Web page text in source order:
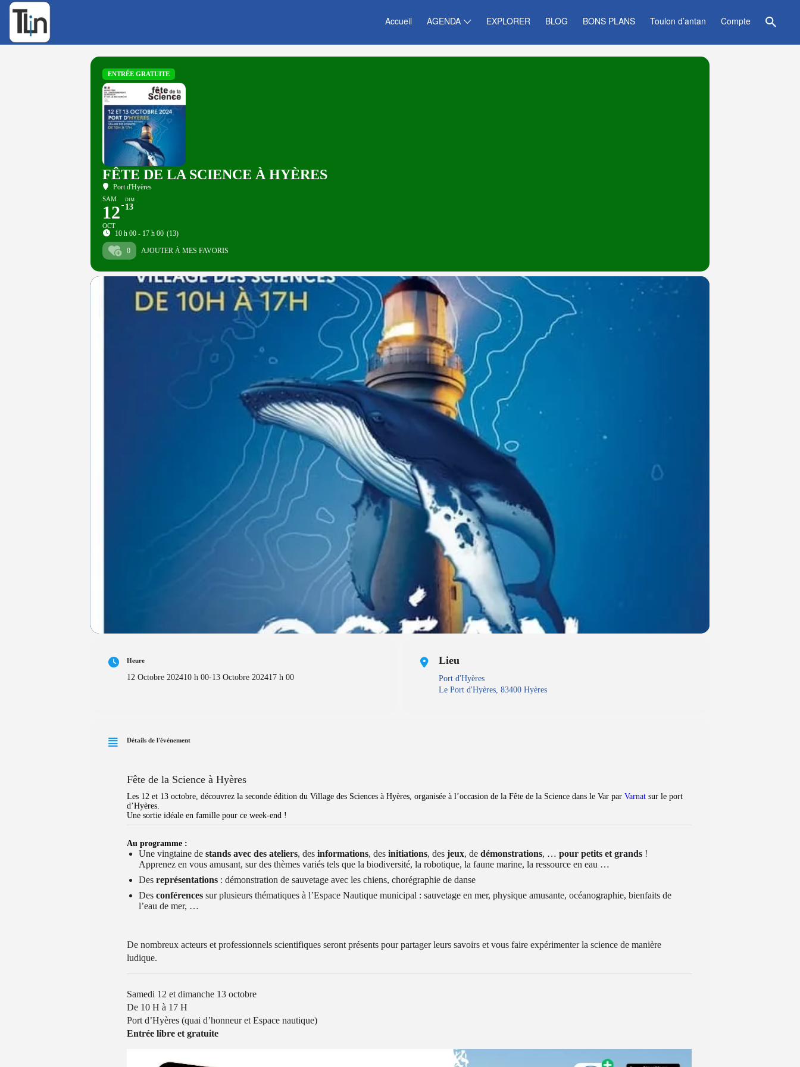
Accueil AGENDA EXPLORER BLOG BONS PLANS Toulon d’antan Compte
Rechercher
ENTRÉE GRATUITE
FÊTE DE LA SCIENCE À HYÈRES
Port d'Hyères
SAM
12
OCT
DIM
13
10 h 00 - 17 h 00 (13)
0 AJOUTER À MES FAVORIS
Heure
12 Octobre 202410 h 00-13 Octobre 202417 h 00
Lieu
Port d'Hyères
Le Port d'Hyères, 83400 Hyères
Détails de l'événement
Fête de la Science à Hyères
Les 12 et 13 octobre, découvrez la seconde édition du Village des Sciences à Hyères, organisée à l’occasion de la Fête de la Science dans le Var par Varnat sur le port
d’Hyères.
Une sortie idéale en famille pour ce week-end !
Au programme :
Une vingtaine de stands avec des ateliers, des informations, des initiations, des jeux, de démonstrations, … pour petits et grands !
Apprenez en vous amusant, sur des thèmes variés tels que la biodiversité, la robotique, la faune marine, la ressource en eau …
Des représentations : démonstration de sauvetage avec les chiens, chorégraphie de danse
Des conférences sur plusieurs thématiques à l’Espace Nautique municipal : sauvetage en mer, physique amusante, océanographie, bienfaits de
l’eau de mer, …
De nombreux acteurs et professionnels scientifiques seront présents pour partager leurs savoirs et vous faire expérimenter la science de manière
ludique.
Samedi 12 et dimanche 13 octobre
De 10 H à 17 H
Port d’Hyères (quai d’honneur et Espace nautique)
Entrée libre et gratuite